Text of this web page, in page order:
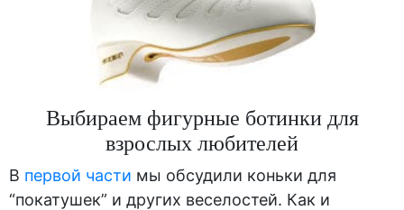
Выбираем фигурные ботинки для
взрослых любителей
В первой части мы обсудили коньки для
“покатушек” и других веселостей. Как и